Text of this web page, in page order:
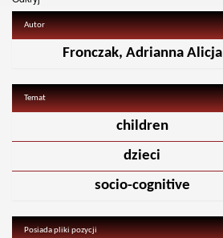
Autor
Fronczak, Adrianna Alicja
Temat
children
dzieci
socio-cognitive
Posiada pliki pozycji